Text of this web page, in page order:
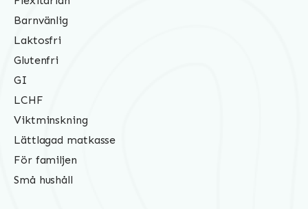
Barnvänlig
Laktosfri
Glutenfri
GI
LCHF
Viktminskning
Lättlagad matkasse
För familjen
Små hushåll